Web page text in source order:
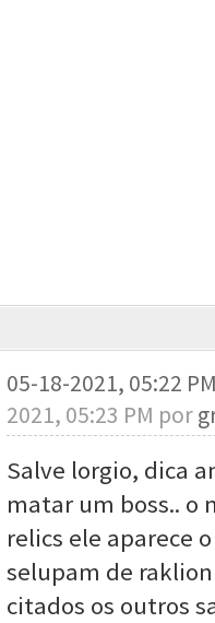
05-18-2021, 05:22
2021, 05:23 PM por
Salve lorgio, dica
matar um boss.. o
relics ele aparece
selupam de
citados os outros